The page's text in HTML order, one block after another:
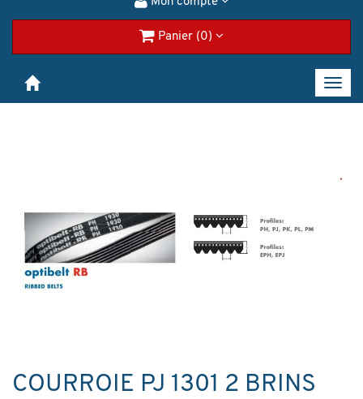
Panier (0)
COURROIE PJ 1301 2 BRINS